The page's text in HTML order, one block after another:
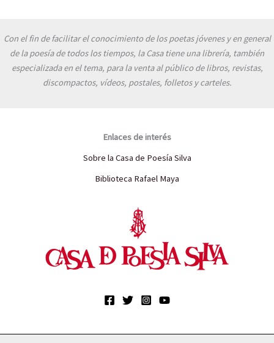
Con el fin de facilitar el conocimiento de los poetas jóvenes y en general
de la poesía de todos los tiempos, la Casa tiene una librería, también
especializada en el tema, para la venta al público de libros, revistas,
discompactos, vídeos, postales, folletos y carteles.
Enlaces de interés
Sobre la Casa de Poesía Silva
Biblioteca Rafael Maya